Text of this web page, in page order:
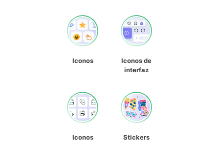
Iconos
Iconos de
interfaz
Iconos
Stickers